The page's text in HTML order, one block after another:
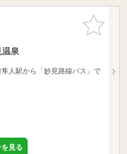
お気に入
りに追加
温泉
人駅から「妙見路線バス」で
見る